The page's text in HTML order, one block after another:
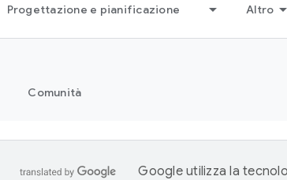
Progettazione e pianificazione Altro
Comunità
Google utilizza la